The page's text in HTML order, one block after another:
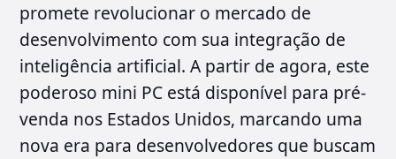
promete revolucionar o mercado de
desenvolvimento com sua integração de
inteligência artificial. A partir de agora, este
poderoso mini PC está disponível para pré-
venda nos Estados Unidos, marcando uma
nova era para desenvolvedores que buscam